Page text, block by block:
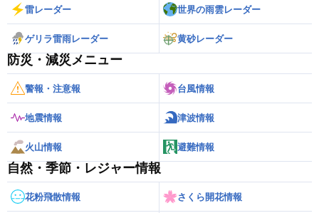
雷レーダー 世界の雨雲レーダー
ゲリラ雷雨レーダー 黄砂レーダー
防災・減災メニュー
警報・注意報 台風情報
地震情報 津波情報
火山情報 避難情報
自然・季節・レジャー情報
花粉飛散情報 さくら開花情報